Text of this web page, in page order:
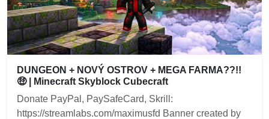
DUNGEON + NOVÝ OSTROV + MEGA FARMA??!!
🤑 | Minecraft Skyblock Cubecraft
Donate PayPal, PaySafeCard, Skrill:
https://streamlabs.com/maximusfd Banner created by